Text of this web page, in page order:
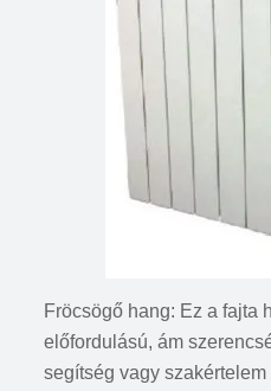
Fröcsögő hang: Ez a fajta
előfordulású, ám
segítség vagy